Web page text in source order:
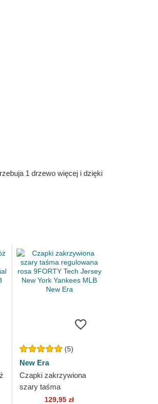
1 drzewo więcej i dzięki
(5)
New Era
Czapki zakrzywiona
szary taśma
regulowana rosa
129,95 zł